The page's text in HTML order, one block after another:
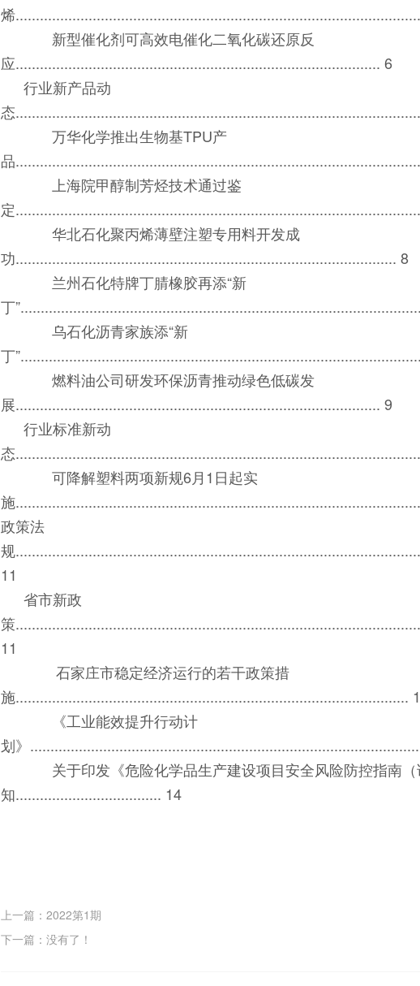
烯
新型催化剂可高效电催化二氧化碳还原反
应.......................................................................................... 6
行业新产品动
态
万华化学推出生物基TPU产
品
上海院甲醇制芳烃技术通过鉴
定
华北石化聚丙烯薄壁注塑专用料开发成
功.............................................................................................. 8
兰州石化特牌丁腈橡胶再添“新
丁
乌石化沥青家族添“新
丁
燃料油公司研发环保沥青推动绿色低碳发
展.......................................................................................... 9
行业标准新动
态
可降解塑料两项新规6月1日起实
施
政策法
规
11
省市新政
策
11
石家庄市稳定经济运行的若干政策措
施.................................................................................................
《工业能效提升行动计
划》
关于印发《危险化学品生产建设项目安全风险防控指南（
知.................................... 14
上一篇：2022第1期
下一篇：没有了！